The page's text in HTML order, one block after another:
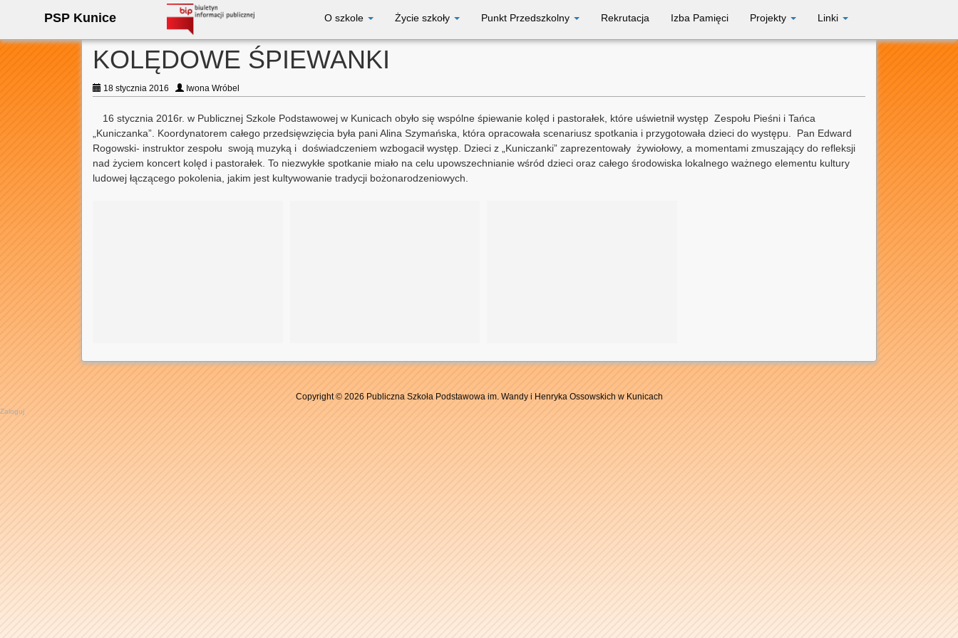
PSP Kunice O szkole Życie szkoły Punkt Przedszkolny Rekrutacja Izba Pamięci Projekty Linki
KOLĘDOWE ŚPIEWANKI
18 stycznia 2016 Iwona Wróbel
16 stycznia 2016r. w Publicznej Szkole Podstawowej w Kunicach obyło się wspólne śpiewanie kolęd i pastorałek, które uświetnił występ Zespołu Pieśni i Tańca
„Kuniczanka”. Koordynatorem całego przedsięwzięcia była pani Alina Szymańska, która opracowała scenariusz spotkania i przygotowała dzieci do występu. Pan Edward
Rogowski- instruktor zespołu swoją muzyką i doświadczeniem wzbogacił występ. Dzieci z „Kuniczanki” zaprezentowały żywiołowy, a momentami zmuszający do refleksji
nad życiem koncert kolęd i pastorałek. To niezwykłe spotkanie miało na celu upowszechnianie wśród dzieci oraz całego środowiska lokalnego ważnego elementu kultury
ludowej łączącego pokolenia, jakim jest kultywowanie tradycji bożonarodzeniowych.
Copyright © 2026 Publiczna Szkoła Podstawowa im. Wandy i Henryka Ossowskich w Kunicach
Zaloguj